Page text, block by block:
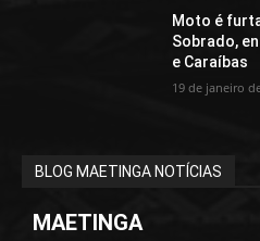
Moto é
Sobrado,
e Caraíbas
19 de janeiro
BLOG MAETINGA NOTÍCIAS
MAETINGA